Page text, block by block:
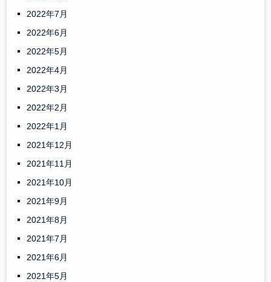
2022年7月
2022年6月
2022年5月
2022年4月
2022年3月
2022年2月
2022年1月
2021年12月
2021年11月
2021年10月
2021年9月
2021年8月
2021年7月
2021年6月
2021年5月